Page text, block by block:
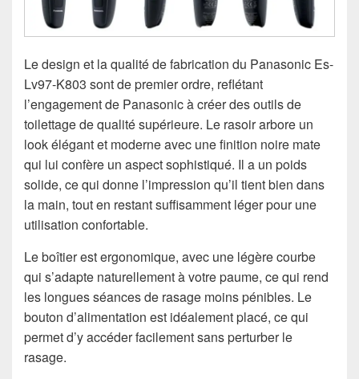
Le design et la qualité de fabrication du Panasonic Es-
Lv97-K803 sont de premier ordre, reflétant
l’engagement de Panasonic à créer des outils de
toilettage de qualité supérieure. Le rasoir arbore un
look élégant et moderne avec une finition noire mate
qui lui confère un aspect sophistiqué. Il a un poids
solide, ce qui donne l’impression qu’il tient bien dans
la main, tout en restant suffisamment léger pour une
utilisation confortable.
Le boîtier est ergonomique, avec une légère courbe
qui s’adapte naturellement à votre paume, ce qui rend
les longues séances de rasage moins pénibles. Le
bouton d’alimentation est idéalement placé, ce qui
permet d’y accéder facilement sans perturber le
rasage.